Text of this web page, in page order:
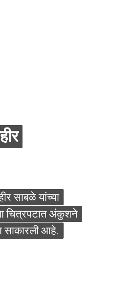
साबळे यांच्या
चित्रपटात अंकुशने
साकारली आहे.
साबळे यांच्या
चित्रपटात अंकुशने
साकारली आहे.